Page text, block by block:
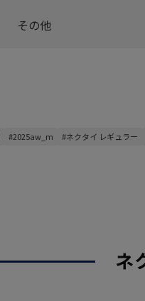
その他
#2025aw_m #ネクタイ レギュラー
ネ